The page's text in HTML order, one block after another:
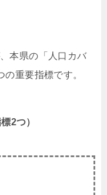
本県の「人口カバ
重要指標です。
2つ）